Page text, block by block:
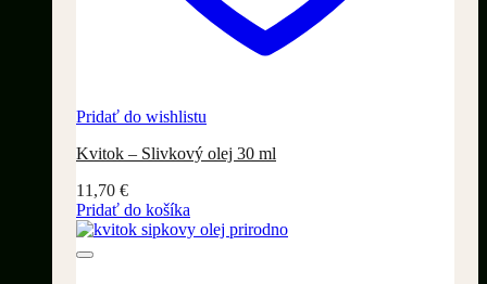
Pridať do wishlistu
Kvitok – Slivkový olej 30 ml
11,70 €
Pridať do košíka